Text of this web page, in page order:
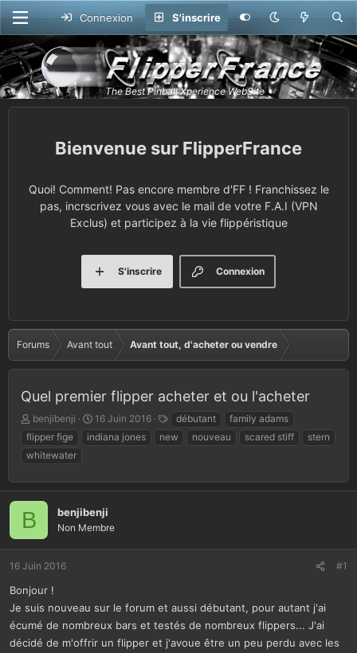
Connexion S'inscrire
FlipperFrance
Quoi! Comment! Pas encore membre d'FF ! Franchissez le
pas, incrscrivez vous avec le mail de votre F.A.I (VPN
Exclus) et participez à la vie flippéristique
Connexion
S'inscrire
Forums Avant tout Avant tout, d'acheter ou vendre
Quel premier flipper acheter et ou l'acheter
A
u
t
e
r
d
e
l
a
d
s
c
s
s
benjibenji
D
a
t
e
é
b
u
16 Juin 2016
a
g
débutant
family adams
flipper fige
indiana jones new nouveau scared stiff
stern
whitewater
B benjibenji
Non Membre
16 Juin 2016 #1
Bonjour !
Je suis nouveau sur le forum et aussi débutant, pour autant j'ai
écumé de nombreux bars et testés de nombreux flippers... J'ai
décidé de m'offrir un flipper et j'avoue être un peu perdu avec les